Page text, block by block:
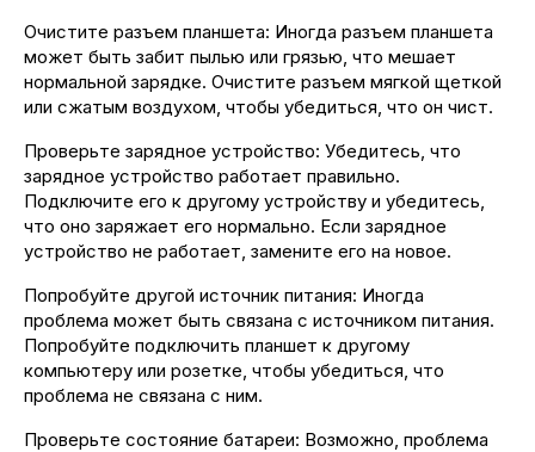
Очистите разъем планшета: Иногда разъем планшета
может быть забит пылью или грязью, что мешает
нормальной зарядке. Очистите разъем мягкой щеткой
или сжатым воздухом, чтобы убедиться, что он чист.
Проверьте зарядное устройство: Убедитесь, что
зарядное устройство работает правильно.
Подключите его к другому устройству и убедитесь,
что оно заряжает его нормально. Если зарядное
устройство не работает, замените его на новое.
Попробуйте другой источник питания: Иногда
проблема может быть связана с источником питания.
Попробуйте подключить планшет к другому
компьютеру или розетке, чтобы убедиться, что
проблема не связана с ним.
Проверьте состояние батареи: Возможно, проблема